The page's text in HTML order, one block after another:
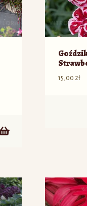
15,00 zł